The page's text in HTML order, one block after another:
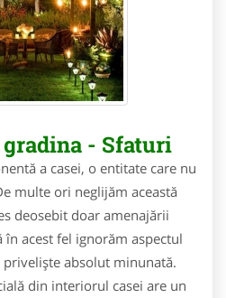
- Sfaturi
a casei, o entitate care nu
multe ori neglijăm această
deosebit doar amenajării
acest fel ignorăm aspectul
absolut minunată.
din interiorul casei are un